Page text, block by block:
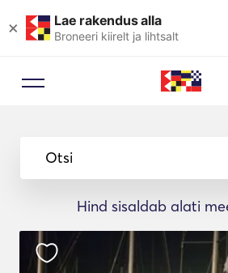
× Lae rakendus alla
Broneeri kiirelt ja lihtsalt
Otsi
Hind sisaldab alati